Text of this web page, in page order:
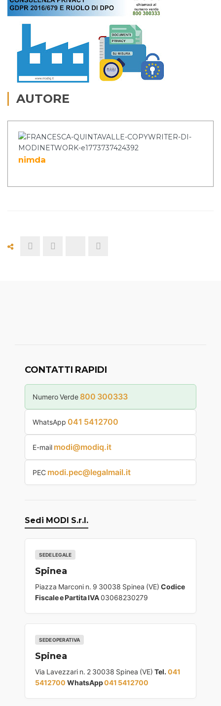
AUTORE
nimda
CONTATTI RAPIDI
Numero Verde 800 300333
WhatsApp 041 5412700
E-mail modi@modiq.it
PEC modi.pec@legalmail.it
Sedi MODI S.r.l.
SEDE LEGALE
Spinea
Piazza Marconi n. 9 30038 Spinea (VE) Codice
Fiscale e Partita IVA03068230279
SEDE OPERATIVA
Spinea
Via Lavezzari n. 2 30038 Spinea (VE) Tel. 041
5412700 WhatsApp041 5412700